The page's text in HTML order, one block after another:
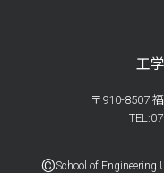
工
〒910-8507
©School of Engineering